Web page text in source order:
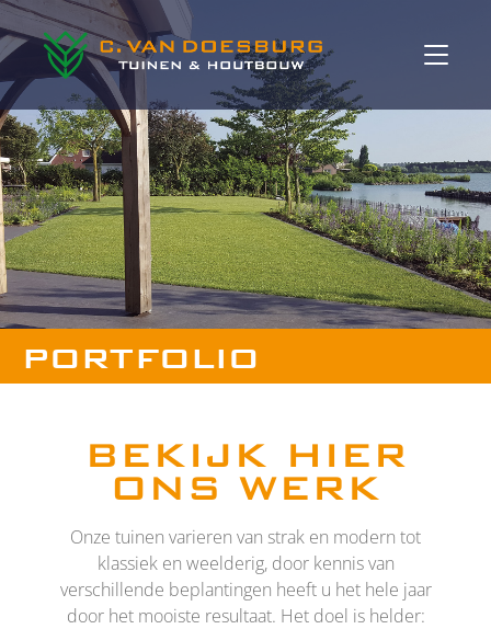
portfolio
BEKIJK HIER
ONS WERK
Onze tuinen varieren van strak en modern tot
klassiek en weelderig, door kennis van
verschillende beplantingen heeft u het hele jaar
door het mooiste resultaat. Het doel is helder: